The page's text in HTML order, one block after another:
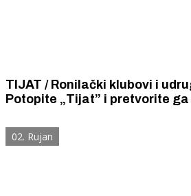
TIJAT / Ronilački klubovi i
Potopite „Tijat” i pretvorite ga
02. Rujan